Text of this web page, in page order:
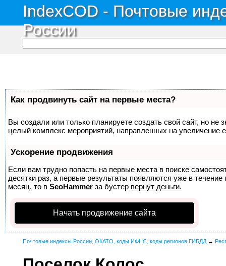
IndexCOD - Почтовые
России
Как продвинуть сайт на первые места?
Вы создали или только планируете создать свой сайт, но не
целый комплекс мероприятий, направленных на увеличение
Ускорение продвижения
Если вам трудно попасть на первые места в поиске
десятки раз, а первые результаты появляются уже в
месяц, то в SeoHammer за бустер вернут деньги.
Начать продвижение сайта
Почтовые индексы России, ОКАТО, коды ИФНС, коды регионов ГИБДД →